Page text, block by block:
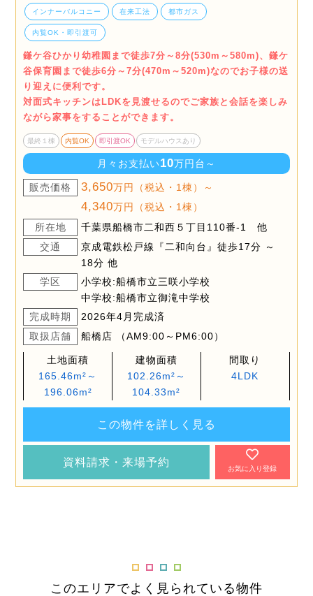
インナーバルコニー 在来工法 都市ガス
内覧OK・即引渡可
鎌ケ谷ひかり幼稚園まで徒歩7分～8分(530m～580m)、鎌ケ
谷保育園まで徒歩6分～7分(470m～520m)なのでお子様の送
り迎えに便利です。
対面式キッチンはLDKを見渡せるのでご家族と会話を楽しみ
ながら家事をすることができます。
最終１棟 内覧OK 即引渡OK モデルハウスあり
月々お支払い10万円台～
販売価格 3,650万円（税込・1棟）～
4,340万円（税込・1棟）
所在地
千葉県船橋市二和西５丁目110番-1 他
交通
京成電鉄松戸線『二和向台』徒歩17分 ～
18分 他
学区
小学校:船橋市立三咲小学校
中学校:船橋市立御滝中学校
完成時期
2026年4月完成済
取扱店舗
船橋店 （AM9:00～PM6:00）
土地面積
165.46m²～
196.06m²
建物面積
102.26m²～
104.33m²
間取り
4LDK
この物件を詳しく見る
資料請求・来場予約
お気に入り登録
このエリアでよく見られている物件